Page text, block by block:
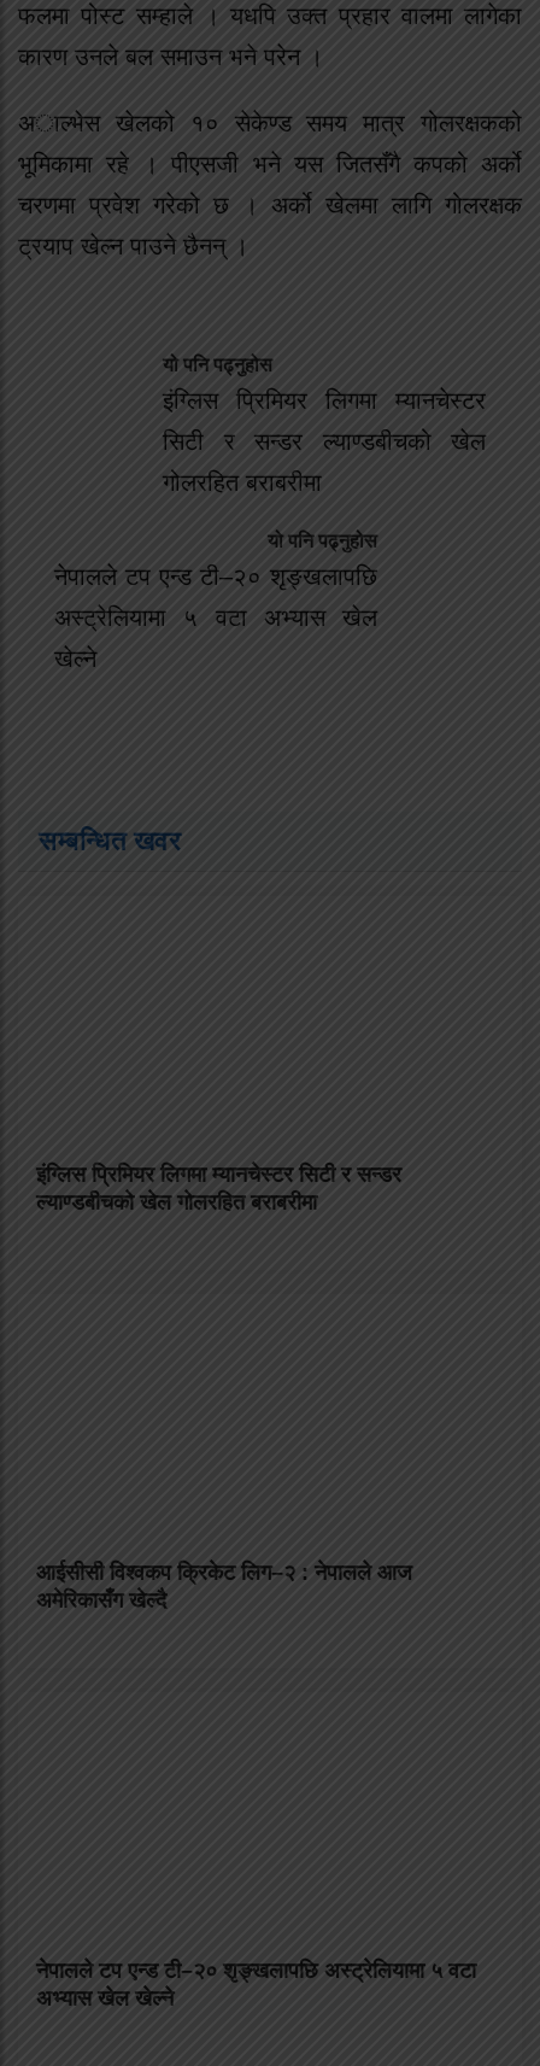
फलमा पोस्ट सम्हाले । यधपि उक्त प्रहार वालमा लागेका
कारण उनले बल समाउन भने परेन ।
अाल्भेस खेलको १० सेकेण्ड समय मात्र गोलरक्षकको
भूमिकामा रहे । पीएसजी भने यस जितसँगै कपको अर्को
चरणमा प्रवेश गरेको छ । अर्को खेलमा लागि गोलरक्षक
ट्रयाप खेल्न पाउने छैनन् ।
यो पनि पढ्नुहोस
इंग्लिस प्रिमियर लिगमा म्यानचेस्टर
सिटी र सन्डर ल्याण्डबीचको खेल
गोलरहित बराबरीमा
यो पनि पढ्नुहोस
नेपालले टप एन्ड टी–२० शृङ्खलापछि
अस्ट्रेलियामा ५ वटा अभ्यास खेल
खेल्ने
सम्बन्धित खवर
इंग्लिस प्रिमियर लिगमा म्यानचेस्टर सिटी र सन्डर
ल्याण्डबीचको खेल गोलरहित बराबरीमा
आईसीसी विश्वकप क्रिकेट लिग–२ : नेपालले आज
अमेरिकासँग खेल्दै
नेपालले टप एन्ड टी–२० शृङ्खलापछि अस्ट्रेलियामा ५ वटा
अभ्यास खेल खेल्ने